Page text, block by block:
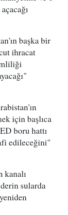
başka bir
ihracat
için başlıca
boru hattı
edileceğini"
kanalı
sularda